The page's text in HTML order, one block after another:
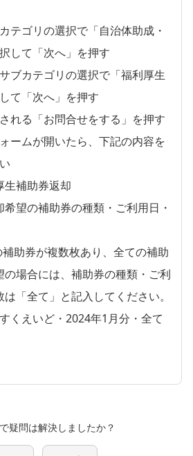
テゴリの選択で「自治体助成・
して「次へ」を押す
ブカテゴリの選択で「福利厚生
て「次へ」を押す
れる「お問合せをする」を押す
ームが開いたら、下記の内容を
生補助券返却
希望の補助券の種類・ご利用日・
助券が複数枚あり、全ての補助
の場合には、補助券の種類・ご利
「全て」と記入してください。
くえいど・2024年1月分・全て
疑問は解決しましたか？